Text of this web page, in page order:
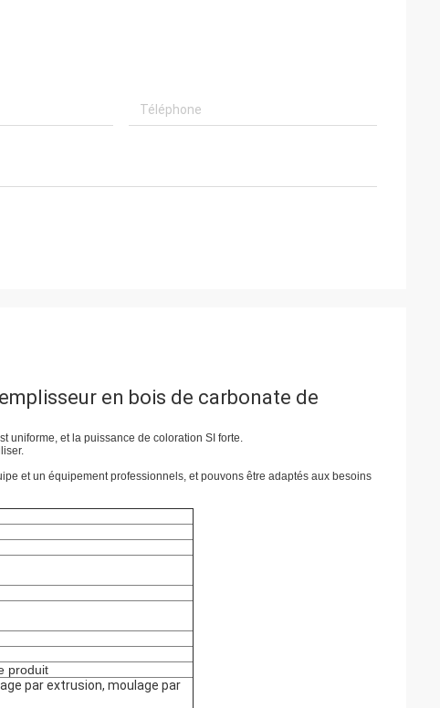
en bois de carbonate de
uniforme, et la puissance de coloration SI forte.
et un équipement professionnels, et pouvons être adaptés aux besoins
produit
par extrusion, moulage par